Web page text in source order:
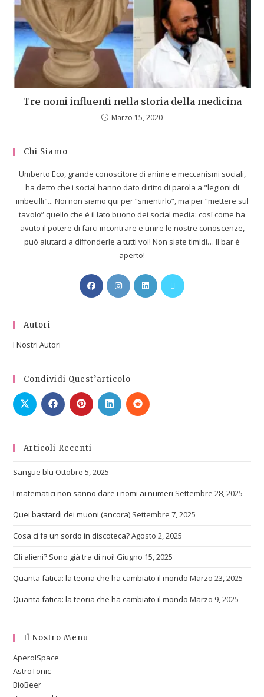
Tre nomi influenti nella storia della medicina
Marzo 15, 2020
Chi Siamo
Umberto Eco, grande conoscitore di anime e meccanismi sociali,
ha detto che i social hanno dato diritto di parola a "legioni di
imbecilli"... Noi non siamo qui per “smentirlo”, ma per “mettere sul
tavolo” quello che è il lato buono dei social media: così come ha
avuto il potere di farci incontrare e unire le nostre conoscenze,
può aiutarci a diffonderle a tutti voi! Non siate timidi… Il bar è
aperto!
Autori
I Nostri Autori
Condividi Quest’articolo
Articoli Recenti
Sangue blu Ottobre 5, 2025
I matematici non sanno dare i nomi ai numeri Settembre 28, 2025
Quei bastardi dei muoni (ancora) Settembre 7, 2025
Cosa ci fa un sordo in discoteca?Agosto 2, 2025
Gli alieni? Sono già tra di noi! Giugno 15, 2025
Quanta fatica: la teoria che ha cambiato il mondo Marzo 23, 2025
Quanta fatica: la teoria che ha cambiato il mondo Marzo 9, 2025
Il Nostro Menu
AperolSpace
AstroTonic
BioBeer